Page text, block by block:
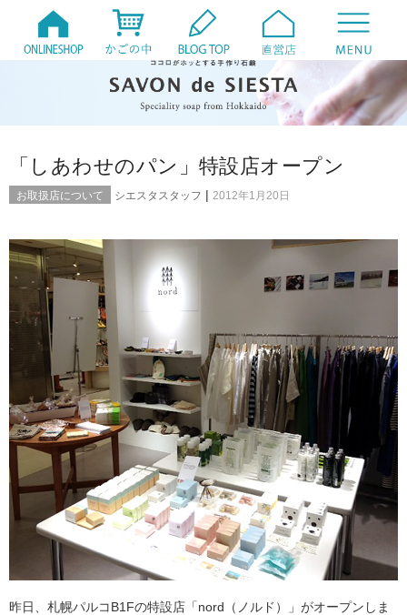
「しあわせのパン」特設店オープン
お取扱店について シエスタスタッフ | 2012年1月20日
昨日、札幌パルコB1Fの特設店「nord（ノルド）」がオープンしま